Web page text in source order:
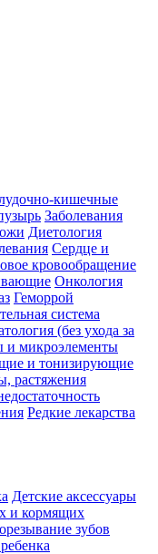
кишечные
Заболевания
Диетология
Сердце и
кровообращение
Онкология
Геморрой
система
(без ухода за
и микроэлементы
и тонизирующие
растяжения
Редкие лекарства
Детские аксессуары
и кормящих
зубов